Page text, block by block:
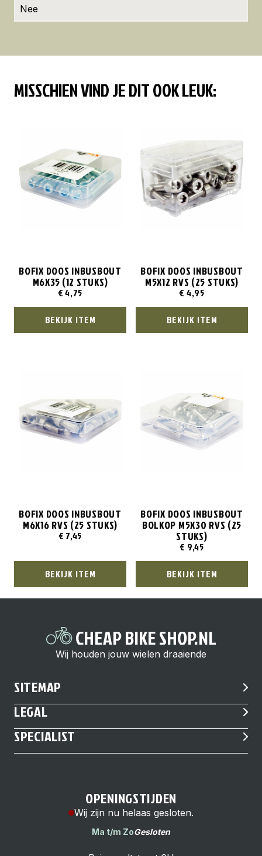
Nee
MISSCHIEN VIND JE DIT OOK LEUK:
BOFIX DOOS INBUSBOUT
M6X35 (12 STUKS)
€4,75
BEKIJK ITEM
BOFIX DOOS INBUSBOUT
M5X12 RVS (25 STUKS)
€ 4,95
BEKIJK ITEM
BOFIX DOOS INBUSBOUT
M6X16 RVS (25 STUKS)
€ 7,45
BEKIJK ITEM
BOFIX DOOS INBUSBOUT
BOLKOP M5X30 RVS (25
STUKS)
€ 9,45
BEKIJK ITEM
CHEAP BIKE SHOP.NL
Wij houden jouw wielen draaiende
SITEMAP
LEGAL
SPECIALIST
OPENINGSTIJDEN
Wij zijn nu helaas gesloten.
Ma t/m ZoGesloten